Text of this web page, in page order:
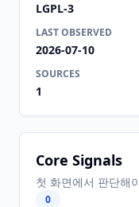
LGPL-3
LAST OBSERVED
2026-07-10
SOURCES
1
Core Signals
첫 화면에서 판단해
0